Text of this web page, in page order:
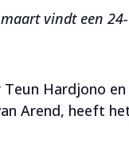
vindt een
Hardjono
Arend, heeft